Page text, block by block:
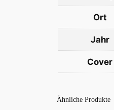
Ort
Jahr
Cover
Ähnliche Produkte